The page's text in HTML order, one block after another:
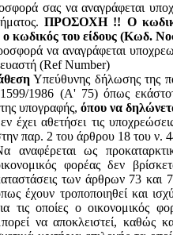
σας να αναγράφεται
ΠΡΟΣΟΧΗ !! Ο
ο κωδικός του είδους (Κωδ.
να αναγράφεται
(Ref Number)
Υπεύθυνης δήλωσης της
1986 (Α' 75) όπως
υπογραφής, όπου να
έχει αθετήσει τις
παρ. 2 του άρθρου 18 του ν.
αναφέρεται ως
φορέας δεν
των άρθρων 73 και
έχουν τροποποιηθεί και
τις οποίες ο οικονομικός
να αποκλειστεί, καθώς